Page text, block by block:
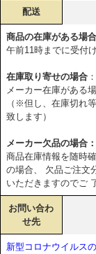
配送
商品の在庫がある場合
午前11時までに受付
在庫取り寄せの場合 ：
メーカー在庫がある
（※但し、在庫切れ
致します）
メーカー欠品の場合：
商品在庫情報を随時
の場合、 欠品ご注文
いただきますのでご
お問い合わ
せ先
新型コロナウイルス